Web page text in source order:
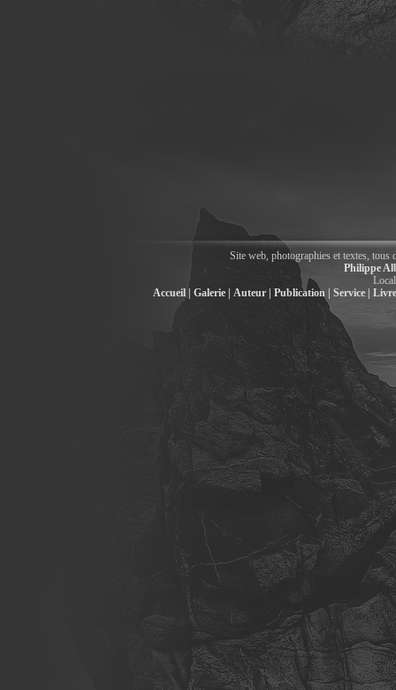
Site web, photographies et textes, tous
Philippe
Accueil |
Galerie | Auteur | Publication | Service |